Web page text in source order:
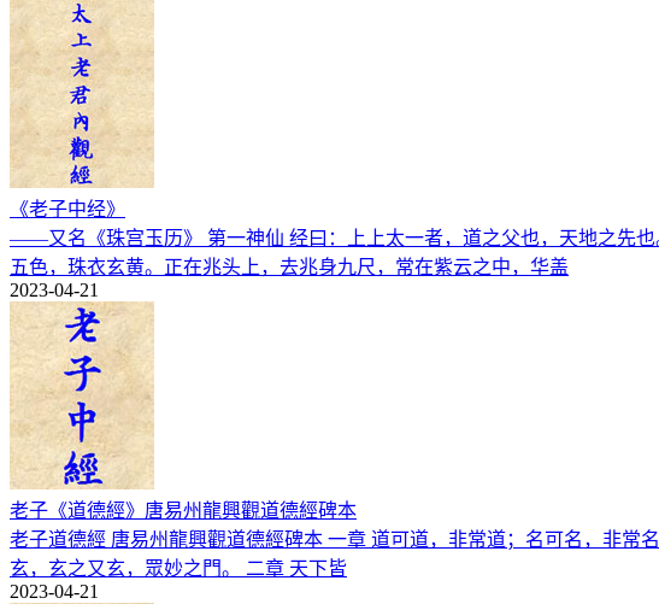
《老子中经》
——又名《珠宫玉历》 第一神仙 经曰：上上太一者，道之父也，天地之先
五色，珠衣玄黄。正在兆头上，去兆身九尺，常在紫云之中，华盖
2023-04-21
老子《道德經》唐易州龍興觀道德經碑本
老子道德經 唐易州龍興觀道德經碑本 一章 道可道，非常道；名可名，非
玄，玄之又玄，眾妙之門。 二章 天下皆
2023-04-21